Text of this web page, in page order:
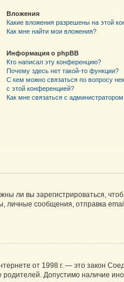
Вложения
Какие вложения разрешены на этой
Как мне найти мои вложения?
Информация о phpBB
Кто написал эту конференцию?
Почему здесь нет такой-то функции?
С кем можно связаться по вопросу
с этой конференцией?
Как мне связаться с
ли вы зарегистрироваться,
сообщения, отправка
от 1998 г. — это закон
Допустимо наличие